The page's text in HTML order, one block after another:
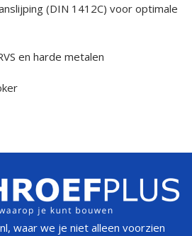
(DIN 1412C) voor optimale
en harde metalen
waar we je niet alleen voorzien